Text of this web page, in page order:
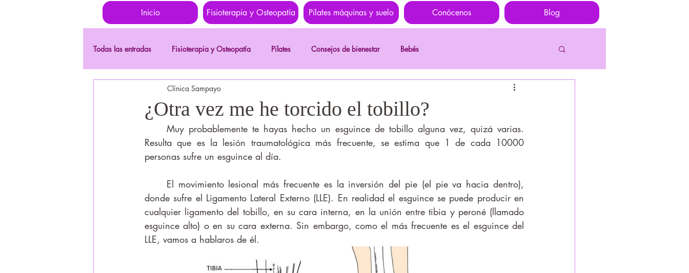
Inicio Fisioterapia y Osteopatía Pilates máquinas y suelo Conócenos Blog
Todas las entradas Fisioterapia y Osteopatía Pilates Consejos de bienestar Bebés
¿Otra vez me he torcido el tobillo?
Clínica Sampayo
Resulta que es la lesión traumatológica más frecuente, se estima que 1 de cada 10000
personas sufre un esguince al día.
donde sufre el Ligamento Lateral Externo (LLE). En realidad el esguince se puede producir en
cualquier ligamento del tobillo, en su cara interna, en la unión entre tibia y peroné (llamado
esguince alto) o en su cara externa. Sin embargo, como el más frecuente es el esguince del
LLE, vamos a hablaros de él.